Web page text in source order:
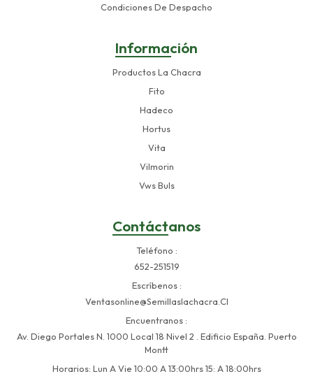
Condiciones De Despacho
Información
Productos La Chacra
Fito
Hadeco
Hortus
Vita
Vilmorin
Vws Buls
Contáctanos
Teléfono
652-251519
Escríbenos
Ventasonline@semillaslachacra.cl
Encuentranos
Av. Diego Portales N. 1000 Local 18 Nivel 2 . Edificio España. Puerto
Montt
Horarios: Lun A Vie 10:00 A 13:00hrs 15: A 18:00hrs